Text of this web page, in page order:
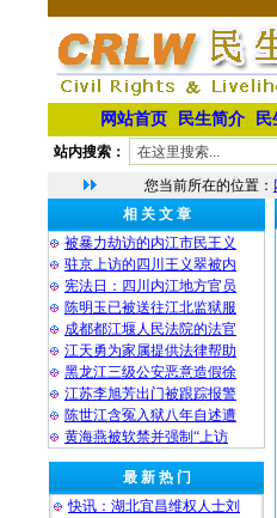
网站首页 民生简介 民
站内搜索：
您当前所在的位置：
相 关 文 章
被暴力劫访的内江市民王义
驻京上访的四川王义翠被内
宪法日：四川内江地方官员
陈明玉已被送往江北监狱服
成都都江堰人民法院的法官
江天勇为家属提供法律帮助
黑龙江三级公安恶意造假徐
江苏李旭芳出门被跟踪报警
陈世江含冤入狱八年自述遭
黄海燕被软禁并强制“上访
最 新 热 门
快讯：湖北宜昌维权人士刘